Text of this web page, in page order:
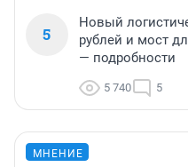
5
Новый
рублей и мост
— подробности
5 740 5
МНЕНИЕ